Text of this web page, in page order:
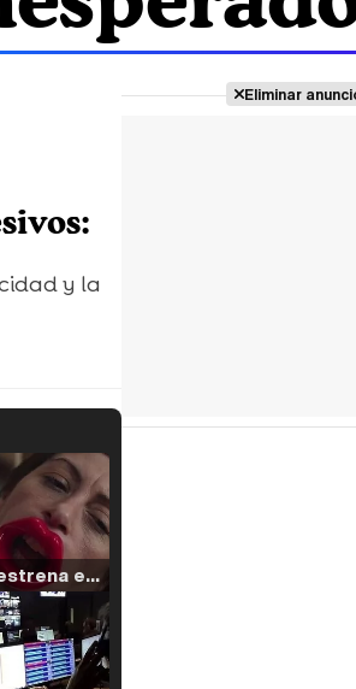
y la
Filmin estrena el tráiler de 'Millennial Mal', su nueva comedia universitaria de la mano de Lorena Iglesias
Eliminar